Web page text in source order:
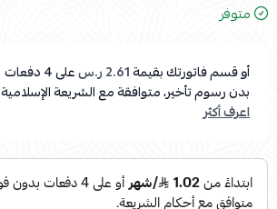
متوفر
أو قسم فاتورتك بقيمة2.61 ر.س على4دفعات
بدون رسوم تأخير، متوافقة مع الشريعة الإسلامية
اعرف أكثر